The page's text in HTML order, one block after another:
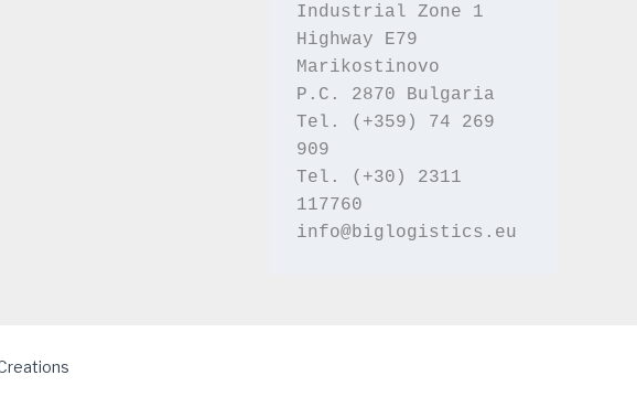
Industrial Zone 1
Highway E79
Marikostinovo
P.C. 2870 Bulgaria
Tel. (+359) 74 269
909
Tel. (+30) 2311
117760
info@biglogistics.eu